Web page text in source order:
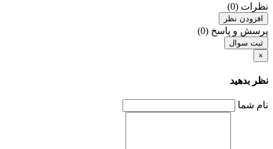
نظرات (0)
افزودن نظر
پرسش و پاسخ (0)
ثبت سوال
×
نظر بدهید
نام شما